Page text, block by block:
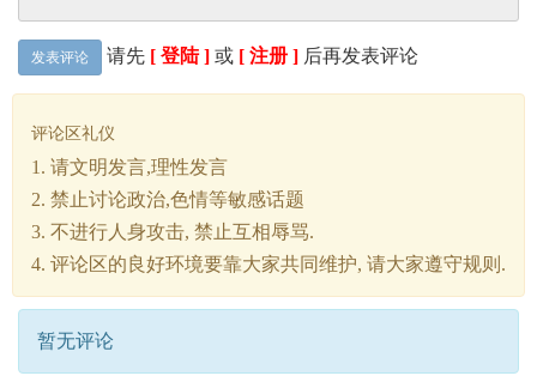
发表评论 请先 [ 登陆 ] 或 [ 注册 ] 后再发表评论
评论区礼仪
1. 请文明发言,理性发言
2. 禁止讨论政治,色情等敏感话题
3. 不进行人身攻击, 禁止互相辱骂.
4. 评论区的良好环境要靠大家共同维护, 请大家遵守规则.
暂无评论